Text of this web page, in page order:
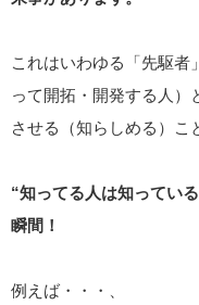
これはいわゆる「先駆者
って開拓・開発する人）
させる（知らしめる）こ
“知ってる人は知ってい
瞬間！
例えば・・・、